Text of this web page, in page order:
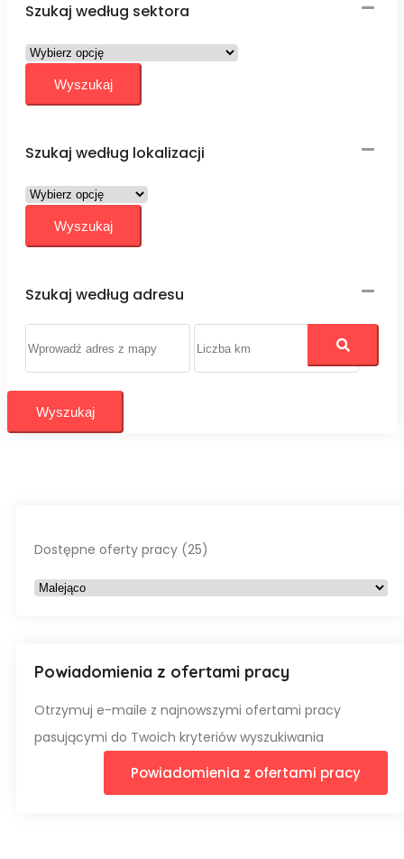
Szukaj według sektora
Szukaj według lokalizacji
Szukaj według adresu
Wyszukaj
Dostępne oferty pracy (25)
Powiadomienia z ofertami pracy
Otrzymuj e-maile z najnowszymi ofertami pracy
pasującymi do Twoich kryteriów wyszukiwania
Powiadomienia z ofertami pracy